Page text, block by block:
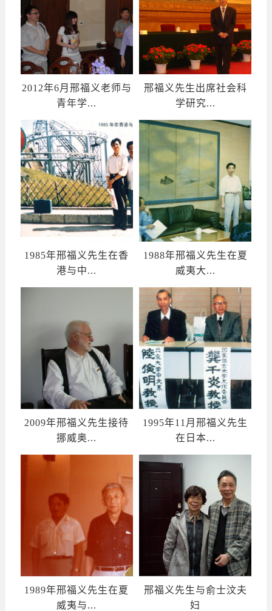
2012年6月邢福义老师与
青年学...
邢福义先生出席社会科
学研究...
1985年邢福义先生在香
港与中...
1988年邢福义先生在夏
威夷大...
2009年邢福义先生接待
挪威奥...
1995年11月邢福义先生
在日本...
1989年邢福义先生在夏
威夷与...
邢福义先生与俞士汶夫
妇